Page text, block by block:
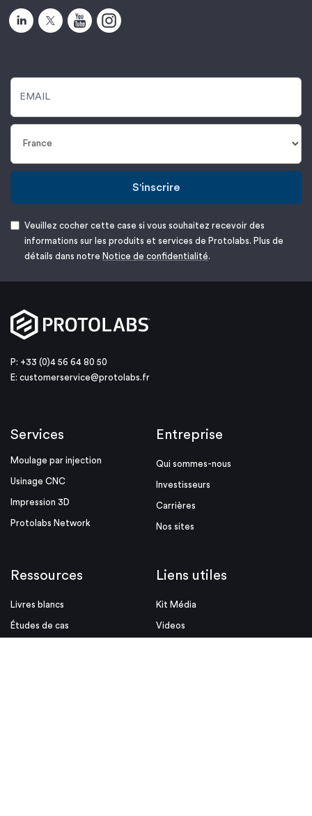
S'inscrire
Veuillez cocher cette case si vous souhaitez recevoir des
informations sur les produits et services de Protolabs. Plus de
détails dans notre Notice de confidentialité.
P: +33 (0)4 56 64 80 50
E: customerservice@protolabs.fr
Services
Moulage par injection
Usinage CNC
Impression 3D
Protolabs Network
Entreprise
Qui sommes-nous
Investisseurs
Carrières
Nos sites
Ressources
Livres blancs
Études de cas
Liens utiles
Kit Média
Videos